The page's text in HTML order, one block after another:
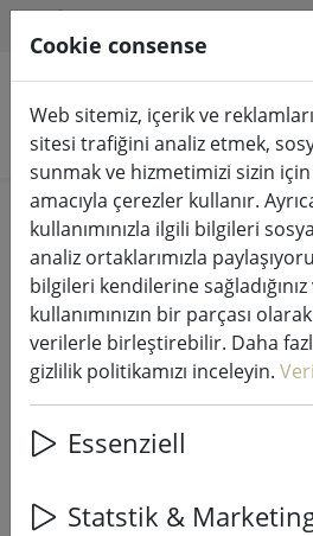
Ürünleri arayın
Home satış
Bölge Söndürme çanı
paslanmaz çelik
Cookie consense
Web sitemiz, içerik ve
sitesi trafiğini analiz etmek,
sunmak ve hizmetimizi sizin
amacıyla çerezler kullanır.
kullanımınızla ilgili bilgileri
analiz ortaklarımızla
bilgileri kendilerine
kullanımınızın bir parçası
verilerle birleştirebilir. Daha
gizlilik politikamızı inceleyin.
Essenziell
Statstik &